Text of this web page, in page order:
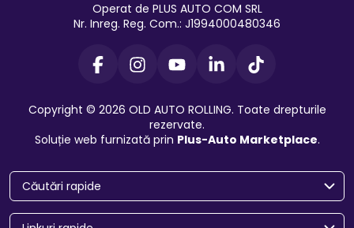
Operat de PLUS AUTO COM SRL
Nr. Inreg. Reg. Com.: J1994000480346
Copyright © 2026 OLD AUTO ROLLING. Toate drepturile
rezervate.
Soluție web furnizată prin Plus-Auto Marketplace.
Căutări rapide